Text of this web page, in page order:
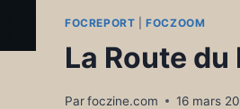
FOCREPORT |FOCZOOM
La Route
Parfoczine.com 16 mars